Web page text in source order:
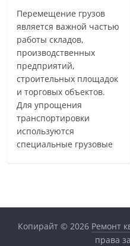
Перемещение грузов
является важной частью
работы складов,
производственных
предприятий,
строительных площадок
и торговых объектов.
Для упрощения
транспортировки
используются
специальные грузовые
Копирайт © 2026 Ремонт
права